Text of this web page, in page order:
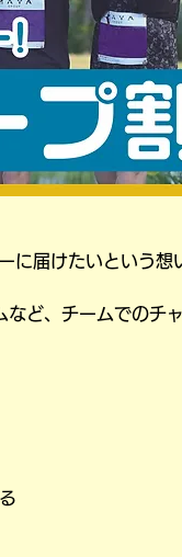
に届けたいという想
ど、チームでのチ